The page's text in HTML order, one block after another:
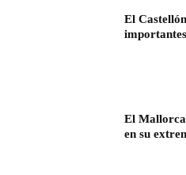
El
El
en su